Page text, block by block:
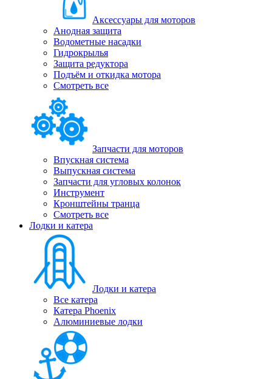
Аксессуары для моторов
Анодная защита
Водометные насадки
Гидрокрылья
Защита редуктора
Подъём и откидка мотора
Смотреть все
Запчасти для моторов
Впускная система
Выпускная система
Запчасти для угловых колонок
Инструмент
Кронштейны транца
Смотреть все
Лодки и катера
Лодки и катера
Все катера
Катера Phoenix
Алюминиевые лодки